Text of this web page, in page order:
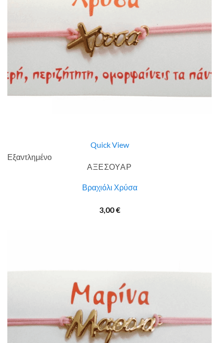
Quick View
Εξαντλημένο
ΑΞΕΣΟΥΑΡ
Βραχιόλι Χρύσα
3,00€